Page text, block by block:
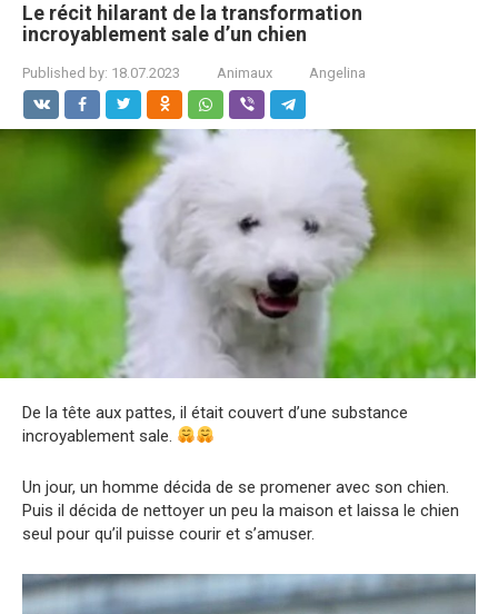
Le récit hilarant de la transformation
incroyablement sale d’un chien
Published by: 18.07.2023 Animaux Angelina
De la tête aux pattes, il était couvert d’une substance
incroyablement sale.
Un jour, un homme décida de se promener avec son chien.
Puis il décida de nettoyer un peu la maison et laissa le chien
seul pour qu’il puisse courir et s’amuser.